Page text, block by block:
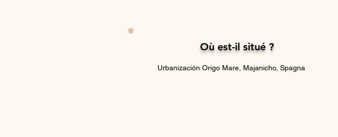
Où est-il situé ?
Urbanización Origo Mare, Majanicho, Spagna